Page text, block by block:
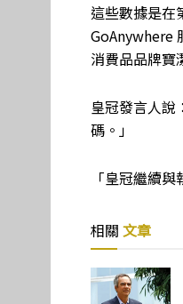
這些數據是在
GoAnywhere
消費品品牌寶
皇冠發言人說
碼。」
「皇冠繼續
相關 文章